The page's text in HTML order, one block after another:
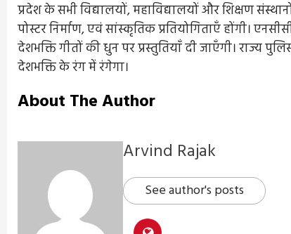
प्रदेश के सभी विद्यालयों, महाविद्यालयों और शिक्षण
पोस्टर निर्माण, एवं सांस्कृतिक प्रतियोगिताएँ होंगी।
देशभक्ति गीतों की धुन पर प्रस्तुतियाँ दी जाएँगी। राज्य
देशभक्ति के रंग में रंगेगा।
About The Author
Arvind Rajak
See author's posts